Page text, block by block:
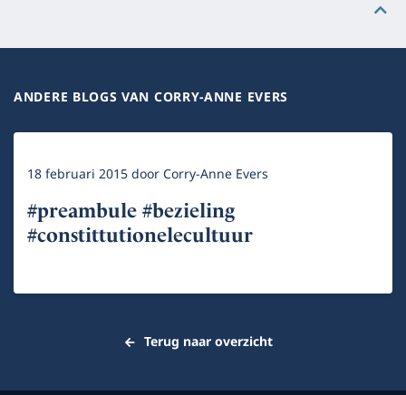
ANDERE BLOGS VAN CORRY-ANNE EVERS
18 februari 2015doorCorry-Anne Evers
#preambule #bezieling
#constittutionelecultuur
Terug naar overzicht